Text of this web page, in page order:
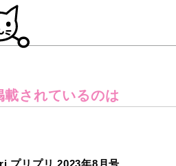
載されているのは